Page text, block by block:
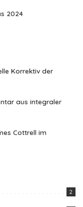
2024
Korrektiv der
aus integraler
Cottrell im
2